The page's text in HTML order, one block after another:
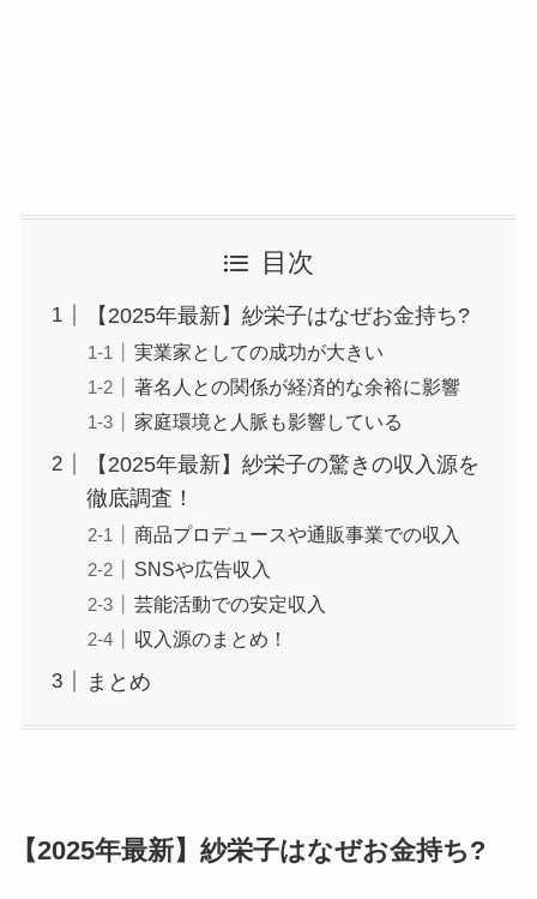
目次
【2025年最新】紗栄子はなぜお金持ち?
実業家としての成功が大きい
著名人との関係が経済的な余裕に影響
家庭環境と人脈も影響している
【2025年最新】紗栄子の驚きの収入源を
徹底調査！
商品プロデュースや通販事業での収入
SNSや広告収入
芸能活動での安定収入
収入源のまとめ！
まとめ
【2025年最新】紗栄子はなぜお金持ち?